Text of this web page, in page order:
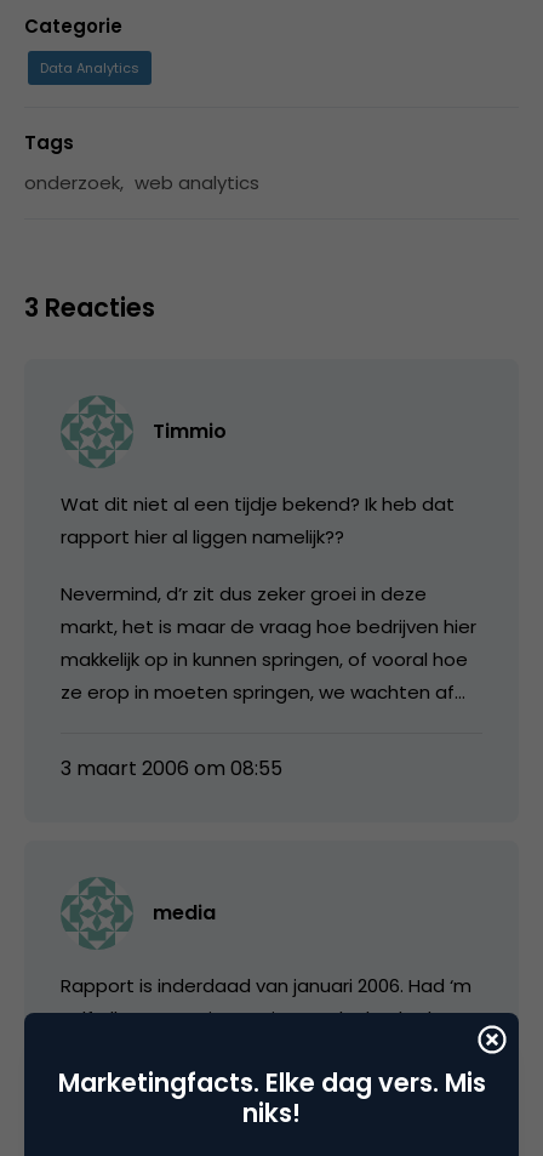
Categorie
Data Analytics
Tags
onderzoek, web analytics
3 Reacties
Timmio
Wat dit niet al een tijdje bekend? Ik heb dat
rapport hier al liggen namelijk??
Nevermind, d’r zit dus zeker groei in deze
markt, het is maar de vraag hoe bedrijven hier
makkelijk op in kunnen springen, of vooral hoe
ze erop in moeten springen, we wachten af…
3 maart 2006 om 08:55
media
Rapport is inderdaad van januari 2006. Had ‘m
zelf alleen nog niet gezien en dacht dat het
wel de moeite waard was er naar te verwijzen.
3 maart 2006 om 09:48
Marketingfacts. Elke dag vers. Mis
niks!